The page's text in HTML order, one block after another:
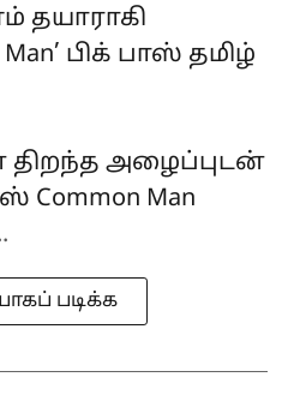
Man’ பிக் பாஸ் தமிழ்
திறந்த அழைப்புடன்
Man
படிக்க